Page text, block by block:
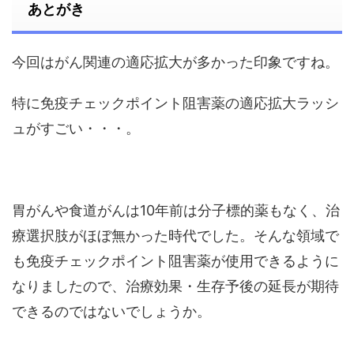
あとがき
今回はがん関連の適応拡大が多かった印象ですね。
特に免疫チェックポイント阻害薬の適応拡大ラッシ
ュがすごい・・・。
胃がんや食道がんは10年前は分子標的薬もなく、治
療選択肢がほぼ無かった時代でした。そんな領域で
も免疫チェックポイント阻害薬が使用できるように
なりましたので、治療効果・生存予後の延長が期待
できるのではないでしょうか。